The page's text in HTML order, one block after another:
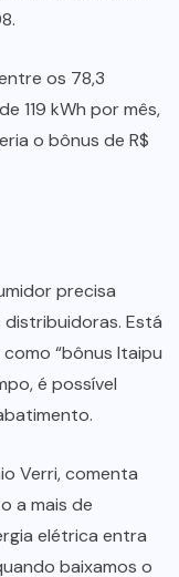
os 78,3
119 kWh por mês,
o bônus de R$
precisa
Está
“bônus Itaipu
é possível
Verri, comenta
a mais de
elétrica entra
baixamos o